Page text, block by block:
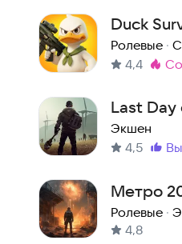
Duck
Ролевые ·
4,4
Last Day
Экшен
4,5
Метро
Ролевые ·
4,8